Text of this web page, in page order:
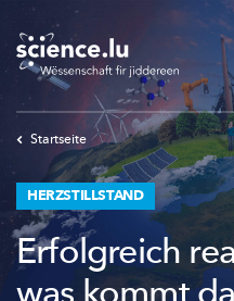
to
main
content
Startseite
HERZSTILLSTAND
Erfolgreich